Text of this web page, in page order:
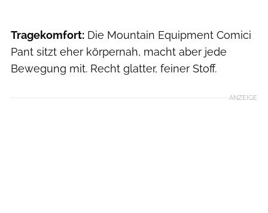
Tragekomfort: Die Mountain Equipment Comici
Pant sitzt eher körpernah, macht aber jede
Bewegung mit. Recht glatter, feiner Stoff.
ANZEIGE